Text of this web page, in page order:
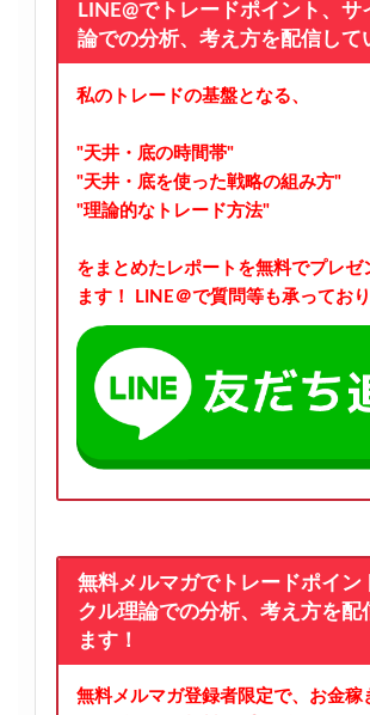
LINE@でトレードポイント、サ
論での分析、考え方を配信して
私のトレードの基盤となる、
"天井・底の時間帯"
"天井・底を使った戦略の組み方"
"理論的なトレード方法"
をまとめたレポートを無料でプレゼ
ます！
LINE＠で質問等も承っており
無料メルマガでトレードポイン
クル理論での分析、考え方を配
ます！
無料メルマガ登録者限定で、お金稼